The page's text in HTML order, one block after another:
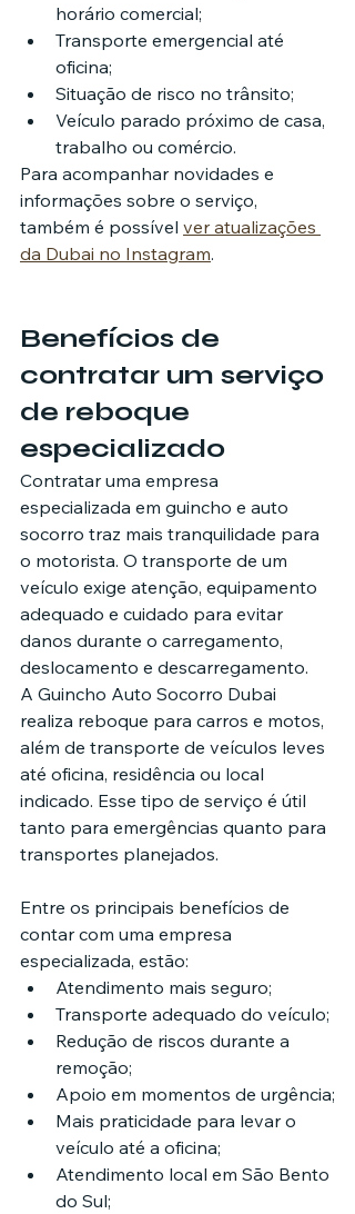
horário comercial;
Transporte emergencial até
oficina;
Situação de risco no trânsito;
Veículo parado próximo de casa,
trabalho ou comércio.
Para acompanhar novidades e
informações sobre o serviço,
também é possível ver atualizações
da Dubai no Instagram.
Benefícios de
contratar um serviço
de reboque
especializado
Contratar uma empresa
especializada em guincho e auto
socorro traz mais tranquilidade para
o motorista. O transporte de um
veículo exige atenção, equipamento
adequado e cuidado para evitar
danos durante o carregamento,
deslocamento e descarregamento.
A Guincho Auto Socorro Dubai
realiza reboque para carros e motos,
além de transporte de veículos leves
até oficina, residência ou local
indicado. Esse tipo de serviço é útil
tanto para emergências quanto para
transportes planejados.
Entre os principais benefícios de
contar com uma empresa
especializada, estão:
Atendimento mais seguro;
Transporte adequado do veículo;
Redução de riscos durante a
remoção;
Apoio em momentos de urgência;
Mais praticidade para levar o
veículo até a oficina;
Atendimento local em São Bento
do Sul;